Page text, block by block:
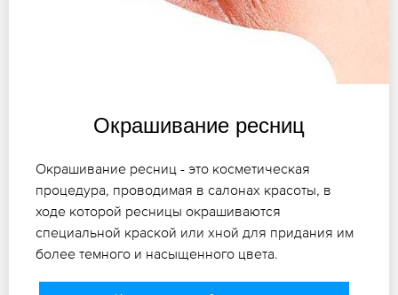
Окрашивание ресниц
Окрашивание ресниц - это косметическая
процедура, проводимая в салонах красоты, в
ходе которой ресницы окрашиваются
специальной краской или хной для придания им
более темного и насыщенного цвета.